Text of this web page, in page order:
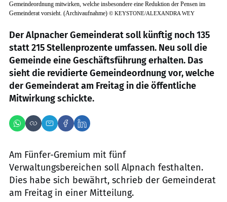
Gemeindeordnung mitwirken, welche insbesondere eine Reduktion der Pensen im
Gemeinderat vorsieht. (Archivaufnahme) © KEYSTONE/ALEXANDRA WEY
Der Alpnacher Gemeinderat soll künftig noch 135
statt 215 Stellenprozente umfassen. Neu soll die
Gemeinde eine Geschäftsführung erhalten. Das
sieht die revidierte Gemeindeordnung vor, welche
der Gemeinderat am Freitag in die öffentliche
Mitwirkung schickte.
Am Fünfer-Gremium mit fünf
Verwaltungsbereichen soll Alpnach festhalten.
Dies habe sich bewährt, schrieb der Gemeinderat
am Freitag in einer Mitteilung.